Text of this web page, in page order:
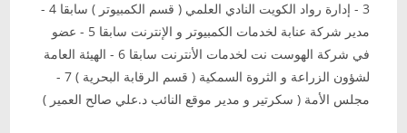
3 - إدارة رواد الكويت النادي العلمي ( قسم الكمبيوتر ) سابقا 4 -
مدير شركة عنابة لخدمات الكمبيوتر و الإنترنت سابقا 5 - عضو
في شركة الهوست نت لخدمات الأنترنت سابقا 6 - الهيئة العامة
لشؤون الزراعة و الثروة السمكية ( قسم الرقابة البحرية ) 7 -
مجلس الأمة ( سكرتير و مدير موقع النائب د.علي صالح العمير )